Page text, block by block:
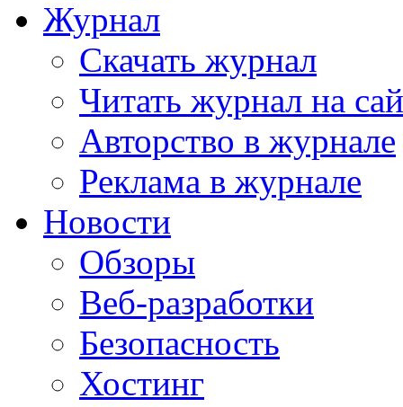
Журнал
Скачать журнал
Читать журнал на
Авторство в журнале
Реклама в журнале
Новости
Обзоры
Веб-разработки
Безопасность
Хостинг